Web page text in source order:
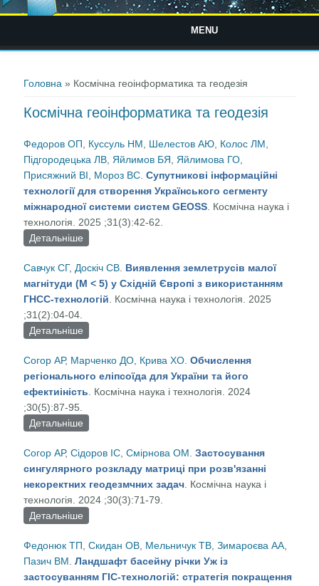
MENU
Головна » Космічна геоінформатика та геодезія
Космічна геоінформатика та геодезія
Федоров ОП Куссуль НМ Шелестов АЮ Колос ЛМ
Підгородецька ЛВ Яйлимов БЯ Яйлимова ГО
Присяжний ВI
Мороз ВС .Супутникові інформаційні
технології для створення Українського сегменту
міжнародної системи систем GEOSS . Космічна наука і
технологія. 2025 ;31(3):42-62.
Детальніше
системи систем GEOSS
Савчук СГ, Доскіч СВ Виявлення землетрусів малої
магнітуди (M < 5) у Східній Європі з використанням
ГНСС-технологій . Космічна наука і технологія. 2025
;31(2):04-04.
Детальніше
технологій
Согор АР, Марченко ДО Крива ХО .Обчислення
регіонального еліпсоїда для України та його
ефектиіність . Космічна наука і технологія. 2024
;30(5):87-95.
Детальніше
Согор АР,Сідоров ІС ,Смірнова ОМ .Застосування
сингулярного розкладу матриці при розв'язанні
некоректних геодезмчних задач . Космічна наука і
технологія. 2024 ;30(3):71-79.
Детальніше
Федонюк ТП ,Скидан ОВ Мельничук ТВ ,Зимароєва АА
Пазич ВМ .Ландшафт басейну річки Уж із
застосуванням ГІС-технологій: стратегія покращення